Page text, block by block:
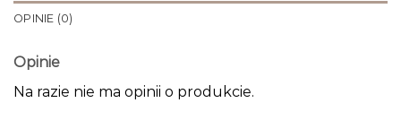
OPINIE (0)
Opinie
Na razie nie ma opinii o produkcie.